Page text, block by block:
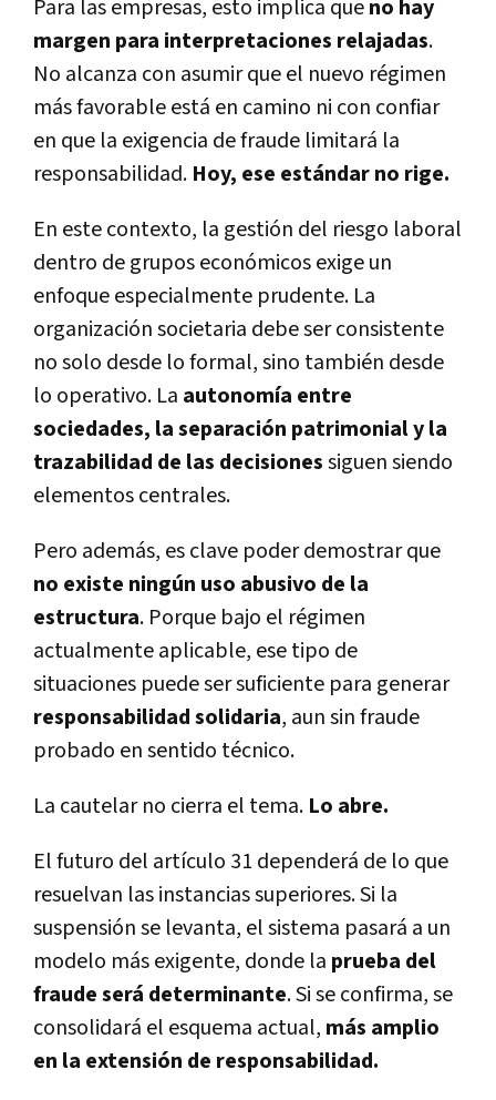
Para las empresas, esto implica queno hay
margen para interpretaciones relajadas.
No alcanza con asumir que el nuevo régimen
más favorable está en camino ni con confiar
en que la exigencia de fraude limitará la
responsabilidad. Hoy, ese estándar no rige.
En este contexto, la gestión del riesgo laboral
dentro de grupos económicos exige un
enfoque especialmente prudente. La
organización societaria debe ser consistente
no solo desde lo formal, sino también desde
lo operativo. La autonomía entre
sociedades, la separación patrimonial y la
trazabilidad de las decisionessiguen siendo
elementos centrales.
Pero además, es clave poder demostrar que
no existe ningún uso abusivo de la
estructura. Porque bajo el régimen
actualmente aplicable, ese tipo de
situaciones puede ser suficiente para generar
responsabilidad solidaria, aun sin fraude
probado en sentido técnico.
La cautelar no cierra el tema. Lo abre.
El futuro del artículo 31 dependerá de lo que
resuelvan las instancias superiores. Si la
suspensión se levanta, el sistema pasará a un
modelo más exigente, donde la prueba del
fraude será determinante. Si se confirma, se
consolidará el esquema actual, más amplio
en la extensión de responsabilidad.